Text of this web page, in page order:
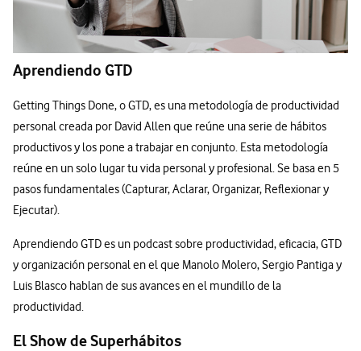
Aprendiendo GTD
Getting Things Done, o GTD, es una metodología de productividad
personal creada por David Allen que reúne una serie de hábitos
productivos y los pone a trabajar en conjunto. Esta metodología
reúne en un solo lugar tu vida personal y profesional. Se basa en 5
pasos fundamentales (Capturar, Aclarar, Organizar, Reflexionar y
Ejecutar).
Aprendiendo GTD es un podcast sobre productividad, eficacia, GTD
y organización personal en el que Manolo Molero, Sergio Pantiga y
Luis Blasco hablan de sus avances en el mundillo de la
productividad.
El Show de Superhábitos